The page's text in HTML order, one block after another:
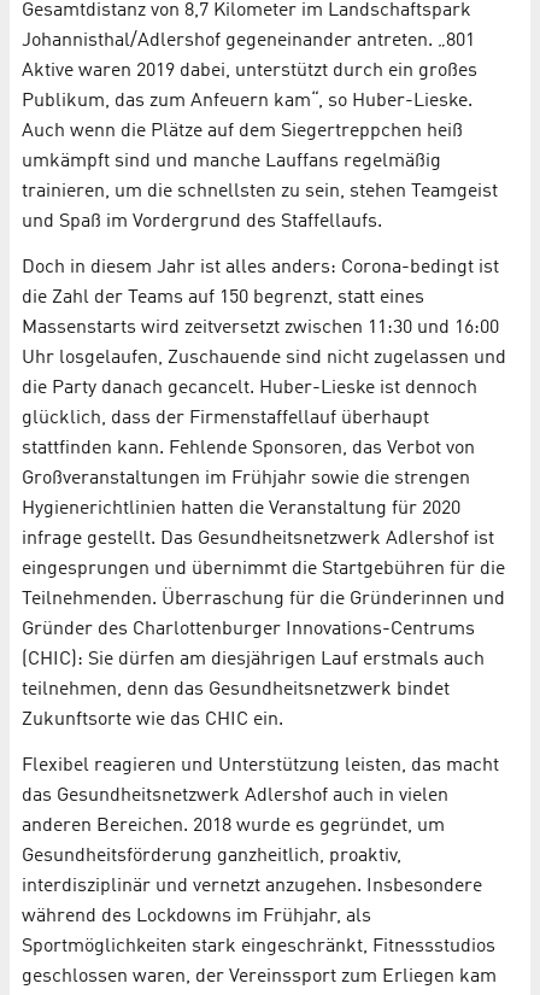
Gesamtdistanz von 8,7 Kilometer im Landschaftspark
Johannisthal/Adlershof gegeneinander antreten. „801
Aktive waren 2019 dabei, unterstützt durch ein großes
Publikum, das zum Anfeuern kam“, so Huber-Lieske.
Auch wenn die Plätze auf dem Siegertreppchen heiß
umkämpft sind und manche Lauffans regelmäßig
trainieren, um die schnellsten zu sein, stehen Teamgeist
und Spaß im Vordergrund des Staffellaufs.
Doch in diesem Jahr ist alles anders: Corona-bedingt ist
die Zahl der Teams auf 150 begrenzt, statt eines
Massenstarts wird zeitversetzt zwischen 11:30 und 16:00
Uhr losgelaufen, Zuschauende sind nicht zugelassen und
die Party danach gecancelt. Huber-Lieske ist dennoch
glücklich, dass der Firmenstaffellauf überhaupt
stattfinden kann. Fehlende Sponsoren, das Verbot von
Großveranstaltungen im Frühjahr sowie die strengen
Hygienerichtlinien hatten die Veranstaltung für 2020
infrage gestellt. Das Gesundheitsnetzwerk Adlershof ist
eingesprungen und übernimmt die Startgebühren für die
Teilnehmenden. Überraschung für die Gründerinnen und
Gründer des Charlottenburger Innovations-Centrums
(CHIC): Sie dürfen am diesjährigen Lauf erstmals auch
teilnehmen, denn das Gesundheitsnetzwerk bindet
Zukunftsorte wie das CHIC ein.
Flexibel reagieren und Unterstützung leisten, das macht
das Gesundheitsnetzwerk Adlershof auch in vielen
anderen Bereichen. 2018 wurde es gegründet, um
Gesundheitsförderung ganzheitlich, proaktiv,
interdisziplinär und vernetzt anzugehen. Insbesondere
während des Lockdowns im Frühjahr, als
Sportmöglichkeiten stark eingeschränkt, Fitnessstudios
geschlossen waren, der Vereinssport zum Erliegen kam